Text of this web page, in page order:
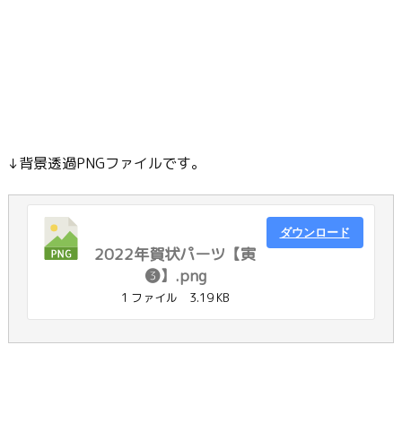
↓背景透過PNGファイルです。
2022年賀状パーツ【寅
❸】.png
1 ファイル 3.19 KB
ダウンロード